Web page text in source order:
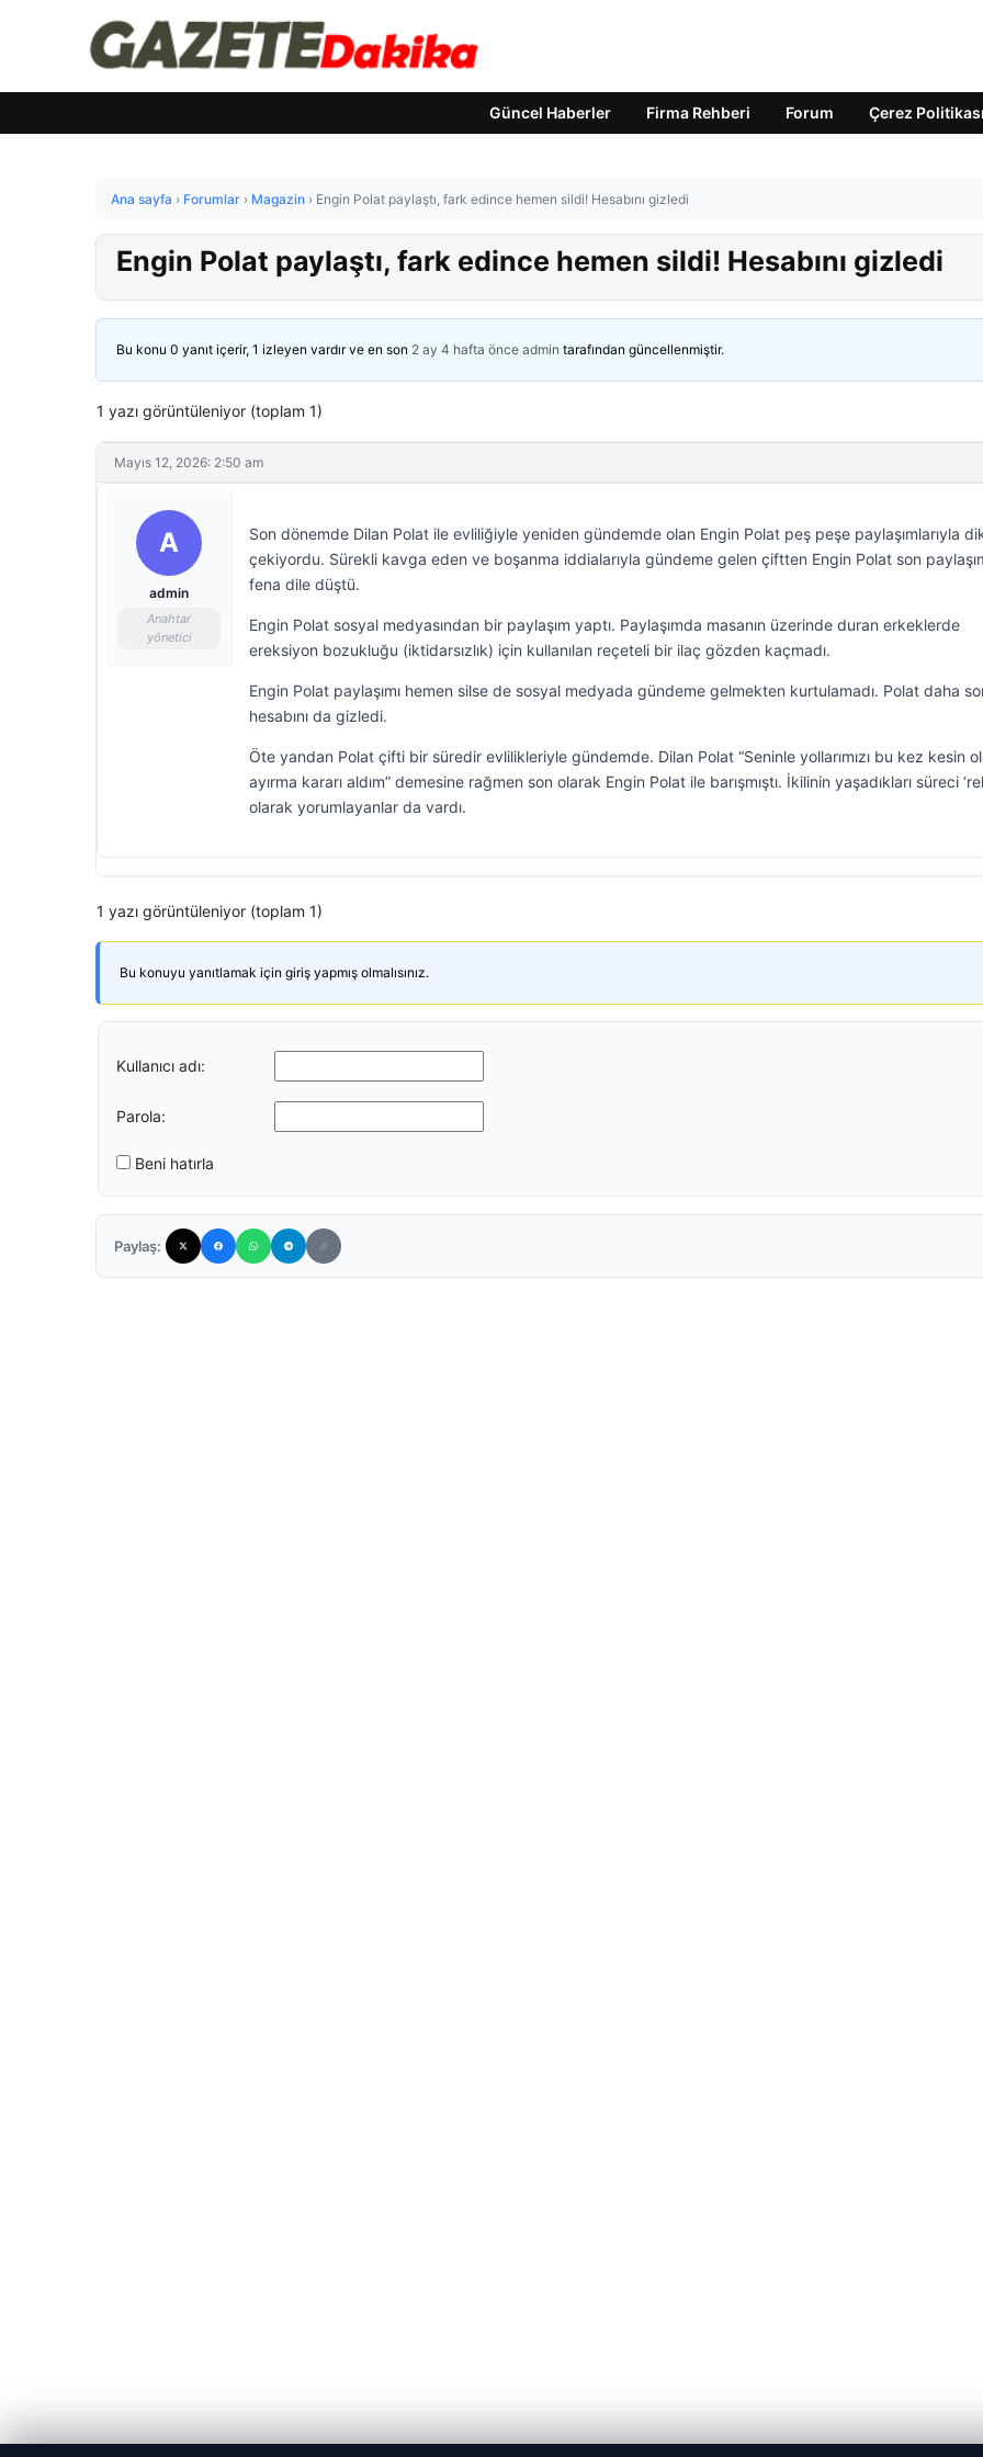
Güncel Haberler Firma Rehberi Forum Çerez Politikası
Ana sayfa › Forumlar › Magazin › Engin Polat paylaştı, fark edince hemen sildi! Hesabını gizledi
Engin Polat paylaştı, fark edince hemen sildi! Hesabını gizledi
Bu konu 0 yanıt içerir, 1 izleyen vardır ve en son 2 ay 4 hafta önce admin tarafından güncellenmiştir.
1 yazı görüntüleniyor (toplam 1)
Mayıs 12, 2026: 2:50 am
A
admin
Anahtar
yönetici
Son dönemde Dilan Polat ile evliliğiyle yeniden gündemde olan Engin Polat peş peşe paylaşımlarıyla
çekiyordu. Sürekli kavga eden ve boşanma iddialarıyla gündeme gelen çiftten Engin Polat son
fena dile düştü.
Engin Polat sosyal medyasından bir paylaşım yaptı. Paylaşımda masanın üzerinde duran erkeklerde
ereksiyon bozukluğu (iktidarsızlık) için kullanılan reçeteli bir ilaç gözden kaçmadı.
Engin Polat paylaşımı hemen silse de sosyal medyada gündeme gelmekten kurtulamadı. Polat daha
hesabını da gizledi.
Öte yandan Polat çifti bir süredir evlilikleriyle gündemde. Dilan Polat “Seninle yollarımızı bu kez kesin
ayırma kararı aldım” demesine rağmen son olarak Engin Polat ile barışmıştı. İkilinin yaşadıkları süreci
olarak yorumlayanlar da vardı.
1 yazı görüntüleniyor (toplam 1)
Bu konuyu yanıtlamak için giriş yapmış olmalısınız.
Kullanıcı adı:
Parola:
Beni hatırla
Paylaş: